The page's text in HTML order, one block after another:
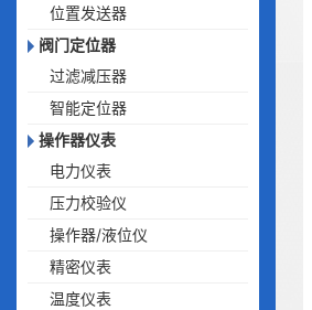
位置发送器
阀门定位器
过滤减压器
智能定位器
操作器仪表
电力仪表
压力校验仪
操作器/液位仪
精密仪表
温度仪表